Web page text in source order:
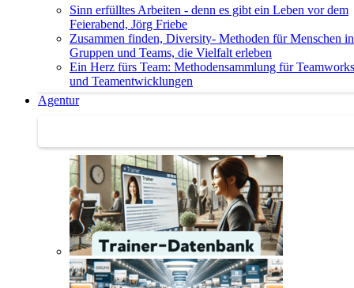
Sinn erfülltes Arbeiten - denn es gibt ein Leben vor dem
Feierabend, Jörg Friebe
Zusammen finden, Diversity- Methoden für Menschen in
Gruppen und Teams, die Vielfalt erleben
Ein Herz fürs Team: Methodensammlung für
und Teamentwicklungen
Agentur